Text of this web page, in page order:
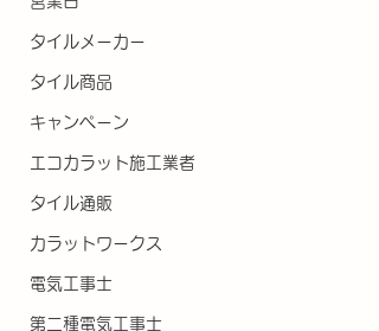
タイルメーカー
タイル商品
キャンペーン
エコカラット施工業者
タイル通販
カラットワークス
電気工事士
第二種電気工事士